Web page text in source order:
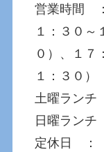
営業時間
１：３０～
０）、１７
１：３０）
土曜ラン
日曜ラン
定休日